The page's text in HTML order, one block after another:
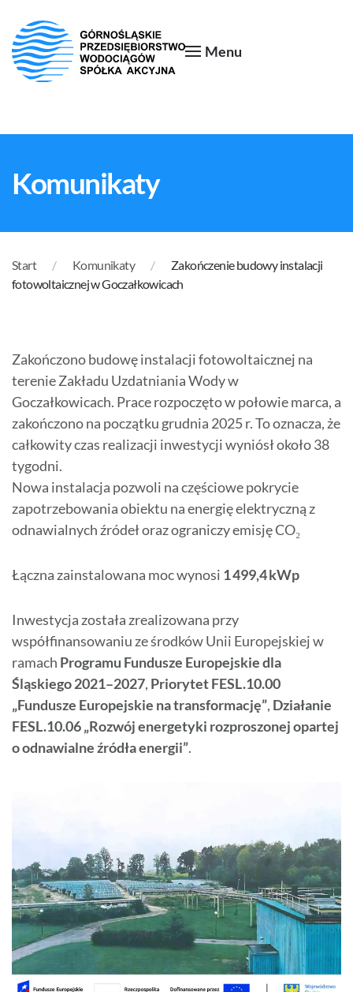
Menu
Komunikaty
Start Komunikaty
Zakończenie budowy instalacji
fotowoltaicznej w Goczałkowicach
Zakończono budowę instalacji fotowoltaicznej na
terenie Zakładu Uzdatniania Wody w
Goczałkowicach. Prace rozpoczęto w połowie marca, a
zakończono na początku grudnia 2025 r. To oznacza, że
całkowity czas realizacji inwestycji wyniósł około 38
tygodni.
Nowa instalacja pozwoli na częściowe pokrycie
zapotrzebowania obiektu na energię elektryczną z
odnawialnych źródeł oraz ograniczy emisję CO₂
Łączna zainstalowana moc wynosi 1 499,4 kWp
Inwestycja została zrealizowana przy
współfinansowaniu ze środków Unii Europejskiej w
ramach Programu Fundusze Europejskie dla
Śląskiego 2021–2027, Priorytet FESL.10.00
„Fundusze Europejskie na transformację”, Działanie
FESL.10.06 „Rozwój energetyki rozproszonej opartej
o odnawialne źródła energii”.